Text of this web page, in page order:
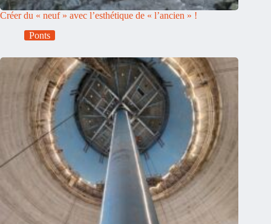
Créer du « neuf » avec l’esthétique de « l’ancien » !
Ponts